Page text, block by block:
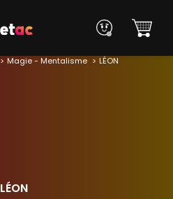
Magie - Mentalisme LÉON
LÉON